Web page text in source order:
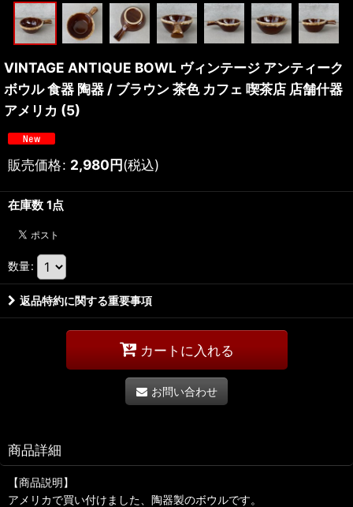
VINTAGE ANTIQUE BOWL ヴィンテージ アンティーク
ボウル 食器 陶器 / ブラウン 茶色 カフェ 喫茶店 店舗什器
アメリカ (5)
販売価格: 2,980円(税込)
在庫数 1点
数量:
返品特約に関する重要事項
カートに入れる
お問い合わせ
商品詳細
【商品説明】
アメリカで買い付けました、陶器製のボウルです。